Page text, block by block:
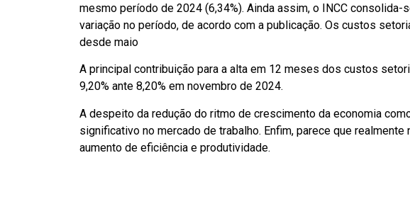
mesmo período de 2024 (6,34%). Ainda assim, o INCC
variação no período, de acordo com a publicação. Os custos
desde maio
A principal contribuição para a alta em 12 meses dos custos
9,20% ante 8,20% em novembro de 2024.
A despeito da redução do ritmo de crescimento da economia
significativo no mercado de trabalho. Enfim, parece que realmente
aumento de eficiência e produtividade.